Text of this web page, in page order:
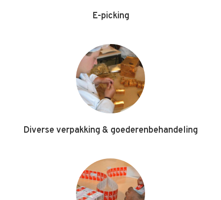
E-picking
Diverse verpakking & goederenbehandeling